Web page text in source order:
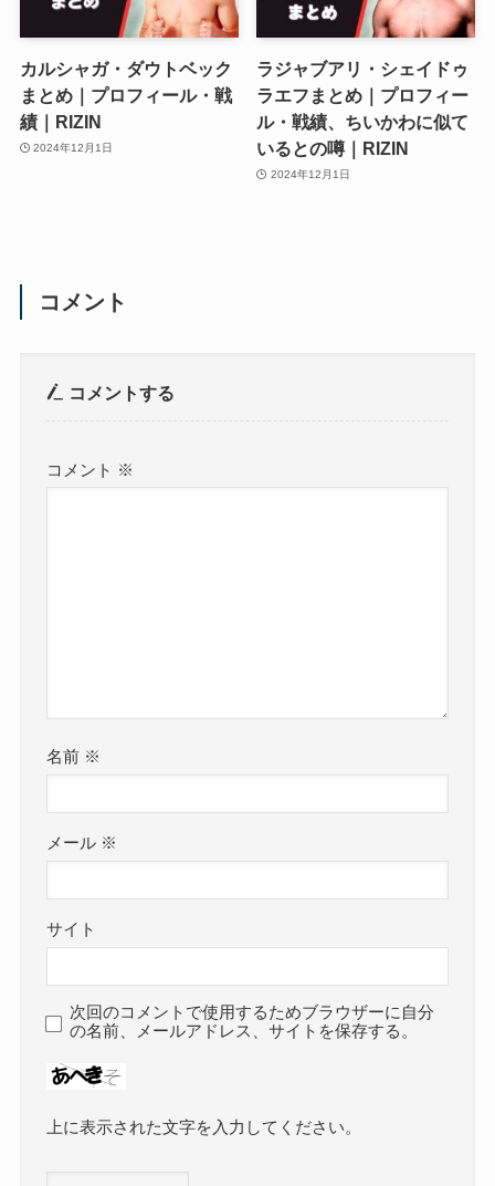
カルシャガ・ダウトベック
まとめ｜プロフィール・戦
績｜RIZIN
2024年12月1日
ラジャブアリ・シェイドゥ
ラエフまとめ｜プロフィー
ル・戦績、ちいかわに似て
いるとの噂｜RIZIN
2024年12月1日
コメント
コメントする
コメント ※
名前 ※
メール ※
サイト
次回のコメントで使用するためブラウザーに自分
の名前、メールアドレス、サイトを保存する。
上に表示された文字を入力してください。